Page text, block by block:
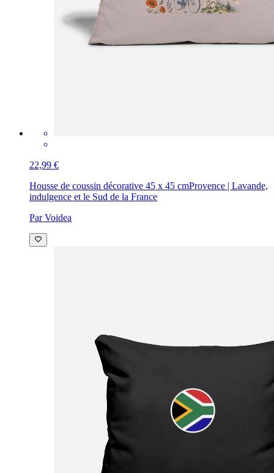
22,99 €
Housse de coussin décorative 45 x 45 cmProvence | Lavande,
indulgence et le Sud de la France
Par Voidea